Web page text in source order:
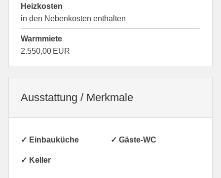
Heizkosten
in den Nebenkosten enthalten
Warmmiete
2.550,00 EUR
Ausstattung / Merkmale
✓ Einbauküche ✓ Gäste-WC
✓ Keller